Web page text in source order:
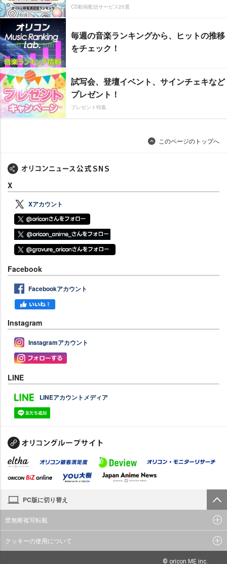
CS動画配信サービス20選
毎週の音楽ランキングから、ヒットの推移
をチェック！
試写会、登壇イベント、サインチェキなど
プレゼント！
プレゼント特集
このページのトップへ
X
Xアカウント
Facebook
Facebookアカウント
Instagram
Instagramアカウント
LINE
LINEアカウントメディア
PC版に切り替え
禁無断複写転載
クッキーの使用について
© oricon ME inc.